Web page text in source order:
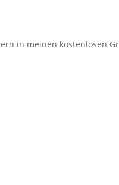
in meinen kostenlosen